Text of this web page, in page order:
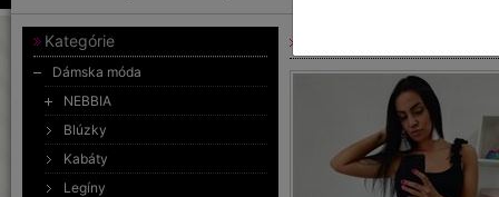
Kategórie
Dámska móda
NEBBIA
Blúzky
Kabáty
Legíny